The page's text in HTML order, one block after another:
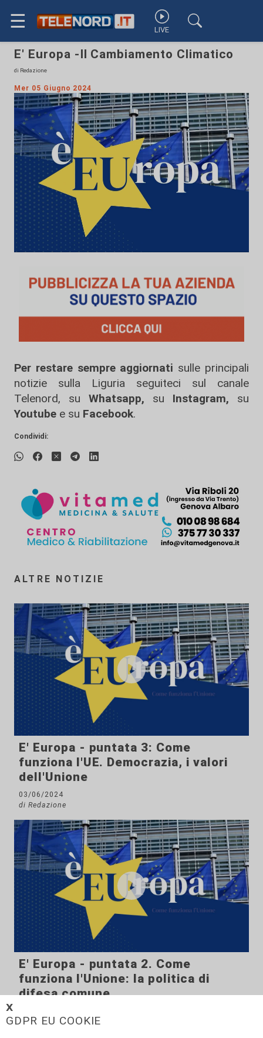
☰ LIVE
𝗫
GDPR EU COOKIE
E' Europa -Il Cambiamento Climatico
di Redazione
Mer 05 Giugno 2024
Per restare sempre aggiornati sulle principali
notizie sulla Liguria seguiteci sul canale
Telenord, su
Whatsapp, su Instagram, su
Youtube e su Facebook.
Condividi:
ALTRE NOTIZIE
E' Europa - puntata 3: Come
funziona l'UE. Democrazia, i valori
dell'Unione
03/06/2024
di Redazione
E' Europa - puntata 2. Come
funziona l'Unione: la politica di
difesa comune
di Redazione